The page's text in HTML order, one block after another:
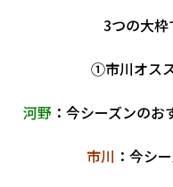
3つの大枠
①市川オス
河野 ：今シーズンのお
市川 ：今シ